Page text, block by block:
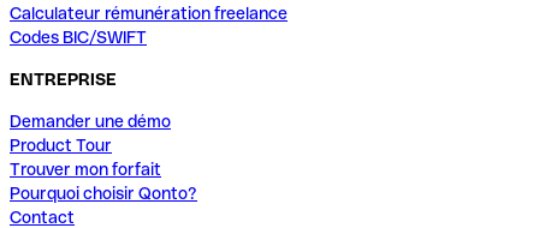
Calculateur rémunération freelance
Codes BIC/SWIFT
ENTREPRISE
Demander une démo
Product Tour
Trouver mon forfait
Pourquoi choisir Qonto?
Contact